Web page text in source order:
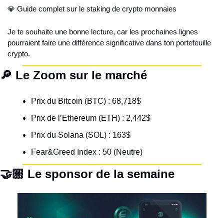
💎 Guide complet sur le staking de crypto monnaies
Je te souhaite une bonne lecture, car les prochaines lignes
pourraient faire une différence significative dans ton portefeuille
crypto.
🔎 Le Zoom sur le marché
Prix du Bitcoin (BTC) : 68,718$
Prix de l’Ethereum (ETH) : 2,442$
Prix du Solana (SOL) : 163$
Fear&Greed Index : 50 (Neutre)
🤝🏼 Le sponsor de la semaine